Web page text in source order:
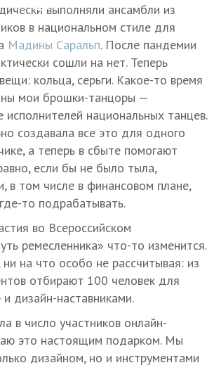
выполняли ансамбли из
в национальном стиле для
Мадины Саральп. После пандемии
сошли на нет. Теперь
кольца, серьги. Какое-то время
мои брошки-танцоры —
исполнителей национальных танцев.
создавала все это для одного
а теперь в сбыте помогают
если бы не было тыла,
в том числе в финансовом плане,
то подрабатывать.
во Всероссийском
ремесленника» что-то изменится.
ни на что особо не рассчитывая: из
отбирают 100 человек для
дизайн-наставниками.
в число участников онлайн-
это настоящим подарком. Мы
дизайном, но и инструментами